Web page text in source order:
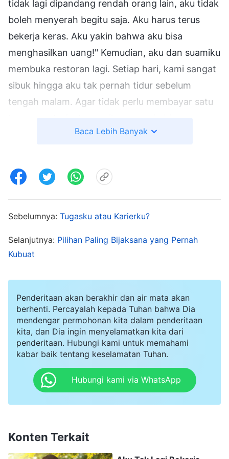
tidak lagi dipandang rendah orang lain, aku tidak
boleh menyerah begitu saja. Aku harus terus
bekerja keras. Aku yakin bahwa aku bisa
menghasilkan uang!" Kemudian, aku dan suamiku
membuka restoran lagi. Setiap hari, kami sangat
sibuk hingga aku tak pernah tidur sebelum
tengah malam. Agar tidak perlu membayar satu
mengepel lantai, dan bersih-bersih meskipun aku
anakku berusia satu bulan, aku kembali bekerja di
restoran. Seiring waktu, restoran kami menjadi
makin ramai, dengan puluhan meja yang
dipenuhi tamu setiap hari, dan aku harus terus
musim panas, aku sering kepanasan hingga sakit
tidak sempat minum. Aku kelelahan secara fisik
maupun mental. Namun, saat melihat bahwa
kami menghasilkan lebih dari 10.000 yuan dalam
sehari, aku sangat senang, dan rasanya betapa
pun sulit dan melelahkannya ini, semuanya akan
hanya bisa membeli mobil dan rumah, tetapi juga
Baca Lebih Banyak
Sebelumnya: Tugasku atau Karierku?
Selanjutnya: Pilihan Paling Bijaksana yang Pernah
Kubuat
Penderitaan akan berakhir dan air mata akan
berhenti. Percayalah kepada Tuhan bahwa Dia
mendengar permohonan kita dalam penderitaan
kita, dan Dia ingin menyelamatkan kita dari
penderitaan. Hubungi kami untuk memahami
kabar baik tentang keselamatan Tuhan.
Hubungi kami via WhatsApp
Konten Terkait